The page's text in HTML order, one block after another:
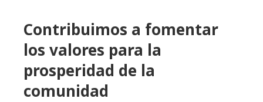
Contribuimos a fomentar
los valores para la
prosperidad de la
comunidad